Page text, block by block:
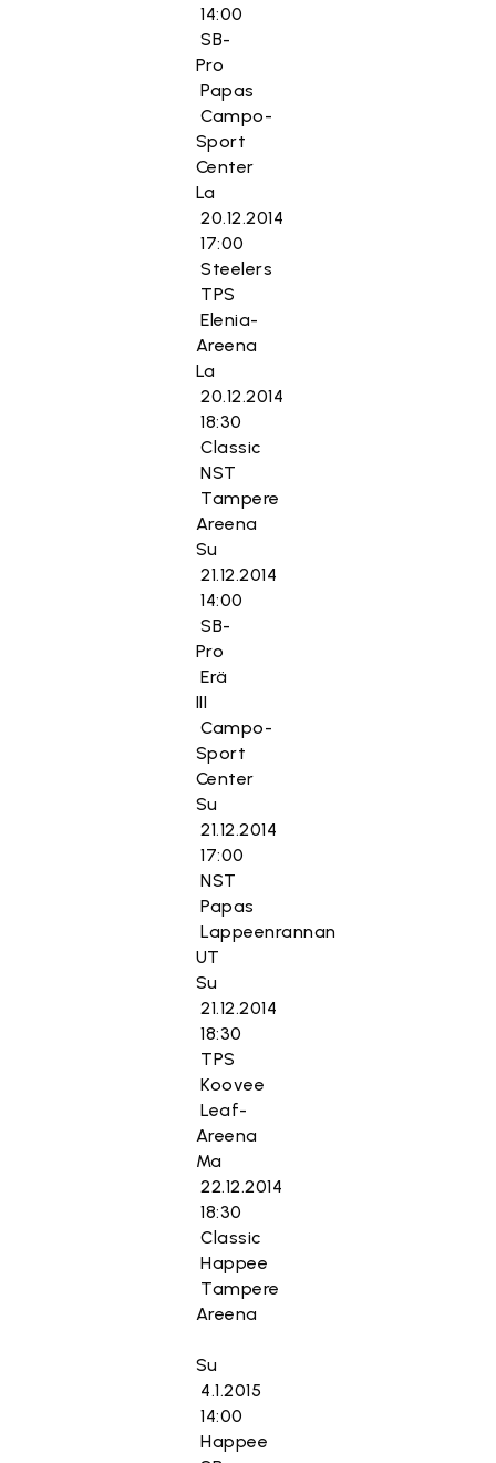
14:00
SB-
Pro
Papas
Campo-
Sport
Center
La
20.12.2014
17:00
Steelers
TPS
Elenia-
Areena
La
20.12.2014
18:30
Classic
NST
Tampere
Areena
Su
21.12.2014
14:00
SB-
Pro
Erä
III
Campo-
Sport
Center
Su
21.12.2014
17:00
NST
Papas
Lappeenrannan
UT
Su
21.12.2014
18:30
TPS
Koovee
Leaf-
Areena
Ma
22.12.2014
18:30
Classic
Happee
Tampere
Areena
Su
4.1.2015
14:00
Happee